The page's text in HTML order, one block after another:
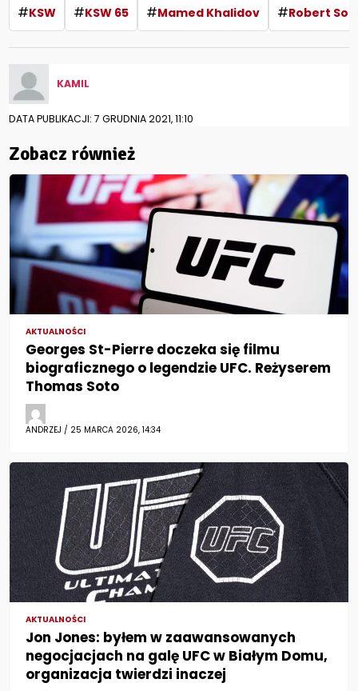
#KSW #KSW 65 #Mamed Khalidov #Robert
KAMIL
DATA PUBLIKACJI: 7 GRUDNIA 2021, 11:10
Zobacz również
AKTUALNOŚCI
Georges St-Pierre doczeka się filmu
biograficznego o legendzie UFC. Reżyserem
Thomas Soto
ANDRZEJ / 25 MARCA 2026, 14:34
AKTUALNOŚCI
Jon Jones: byłem w zaawansowanych
negocjacjach na galę UFC w Białym Domu,
organizacja twierdzi inaczej